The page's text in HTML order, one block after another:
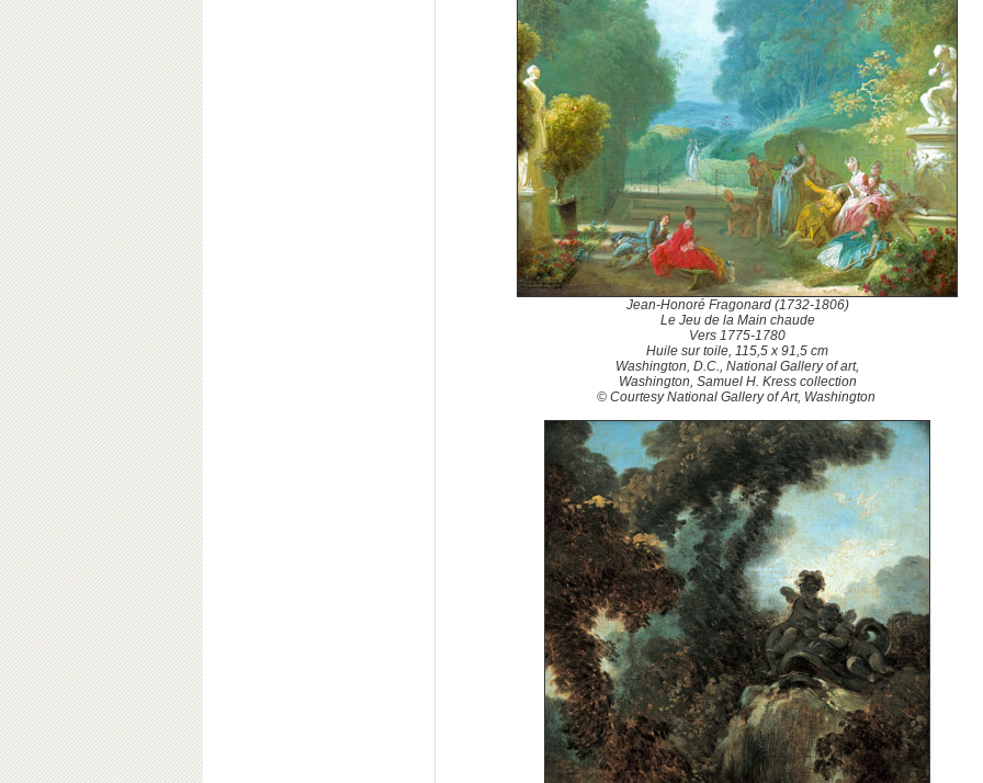
Jean-Honoré Fragonard (1732-1806)
Le Jeu de la Main chaude
Vers 1775-1780
Huile sur toile, 115,5 x 91,5 cm
Washington, D.C., National Gallery of art,
Washington, Samuel H. Kress collection
© Courtesy National Gallery of Art, Washington